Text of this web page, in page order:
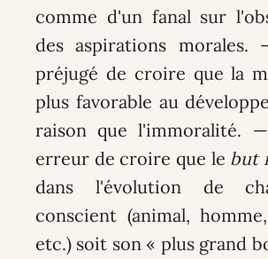
comme d'un fanal sur
des aspirations morales.
préjugé de croire que la
plus favorable au
raison que l'immoralité.
erreur de croire que le but
dans l'évolution de
conscient (animal,
etc.) soit son « plus grand